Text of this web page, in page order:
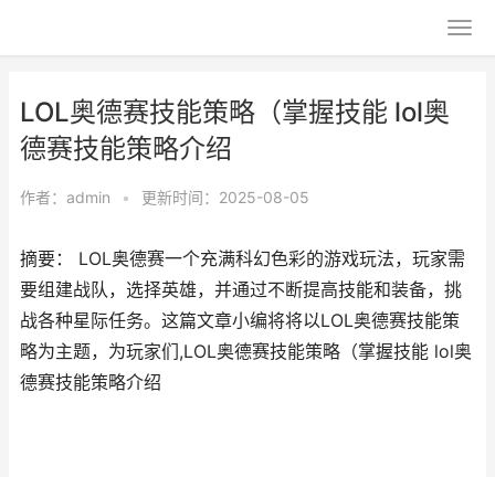
LOL奥德赛技能策略（掌握技能 lol奥
德赛技能策略介绍
作者： admin • 更新时间：2025-08-05
摘要： LOL奥德赛一个充满科幻色彩的游戏玩法，玩家需
要组建战队，选择英雄，并通过不断提高技能和装备，挑
战各种星际任务。这篇文章小编将将以LOL奥德赛技能策
略为主题，为玩家们,LOL奥德赛技能策略（掌握技能 lol奥
德赛技能策略介绍